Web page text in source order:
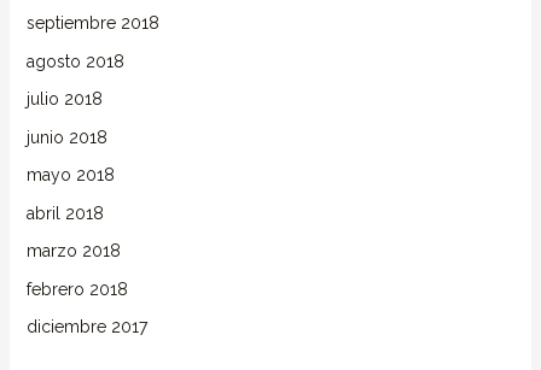
septiembre 2018
agosto 2018
julio 2018
junio 2018
mayo 2018
abril 2018
marzo 2018
febrero 2018
diciembre 2017